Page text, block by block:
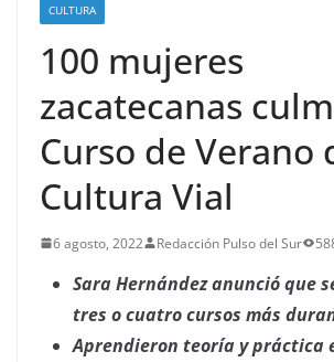
CULTURA
100 mujeres
zacatecanas
Curso de Verano
Cultura Vial
6 agosto, 2022 Redacción Pulso del Sur
Sara Hernández anunció que
tres o cuatro cursos más
Aprendieron teoría y práctica